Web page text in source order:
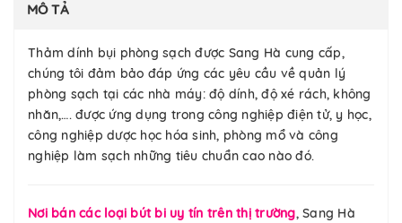
MÔ TẢ
Thảm dính bụi phòng sạch được Sang Hà cung cấp,
chúng tôi đảm bảo đáp ứng các yêu cầu về quản lý
phòng sạch tại các nhà máy: độ dính, độ xé rách, không
nhăn,…. được ứng dụng trong công nghiệp điện tử, y học,
công nghiệp dược học hóa sinh, phòng mổ và công
nghiệp làm sạch những tiêu chuẩn cao nào đó.
Nơi bán các loại bút bi uy tín trên thị trường, Sang Hà